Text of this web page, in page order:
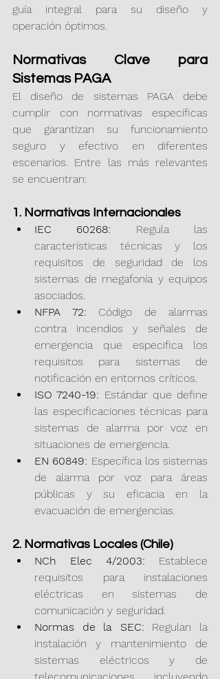
guía integral para su diseño y
operación óptimos.
Normativas Clave para
Sistemas PAGA
El diseño de sistemas PAGA debe
cumplir con normativas específicas
que garantizan su funcionamiento
seguro y efectivo en diferentes
escenarios. Entre las más relevantes
se encuentran:
1. Normativas Internacionales
IEC 60268: Regula las
características técnicas y los
requisitos de seguridad de los
sistemas de megafonía y equipos
asociados.
NFPA 72: Código de alarmas
contra incendios y señales de
emergencia que especifica los
requisitos para sistemas de
notificación en entornos críticos.
ISO 7240-19: Estándar que define
las especificaciones técnicas para
sistemas de alarma por voz en
situaciones de emergencia.
EN 60849: Específica los sistemas
de alarma por voz para áreas
públicas y su eficacia en la
evacuación de emergencias.
2. Normativas Locales (Chile)
NCh Elec 4/2003: Establece
requisitos para instalaciones
eléctricas en sistemas de
comunicación y seguridad.
Normas de la SEC: Regulan la
instalación y mantenimiento de
sistemas eléctricos y de
telecomunicaciones, incluyendo